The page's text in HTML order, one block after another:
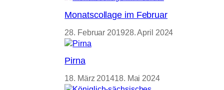
Monatscollage im Februar
28. Februar 201928. April 2024
Pirna
18. März 201418. Mai 2024